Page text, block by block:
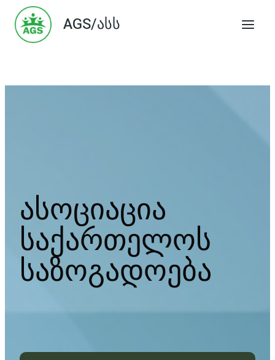
Skip
content
AGS/ასს
ასოციაცია
საქართელოს
საზოგადოება